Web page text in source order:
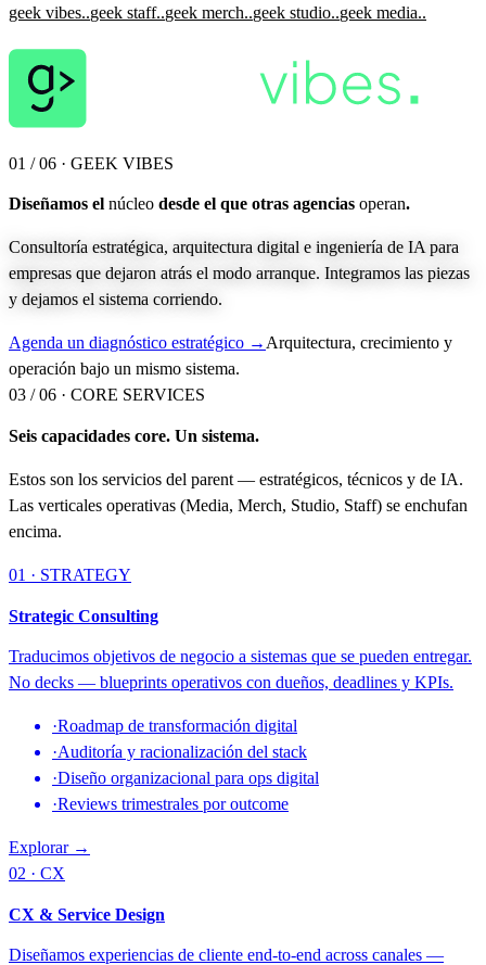
geek vibes..geek staff..geek merch..geek studio..geek media..
01 / 06 · GEEK VIBES
Diseñamos el núcleo desde el que otras agencias operan.
Consultoría estratégica, arquitectura digital e ingeniería de IA para
empresas que dejaron atrás el modo arranque. Integramos las piezas
y dejamos el sistema corriendo.
Agenda un diagnóstico estratégico → Arquitectura, crecimiento y
operación bajo un mismo sistema.
03 / 06 · CORE SERVICES
Seis capacidades core. Un sistema.
Estos son los servicios del parent — estratégicos, técnicos y de IA.
Las verticales operativas (Media, Merch, Studio, Staff) se enchufan
encima.
01 · STRATEGY
Strategic Consulting
Traducimos objetivos de negocio a sistemas que se pueden entregar.
No decks — blueprints operativos con dueños, deadlines y KPIs.
·Roadmap de transformación digital
·Auditoría y racionalización del stack
·Diseño organizacional para ops digital
·Reviews trimestrales por outcome
Explorar →
02 · CX
CX & Service Design
Diseñamos experiencias de cliente end-to-end across canales —